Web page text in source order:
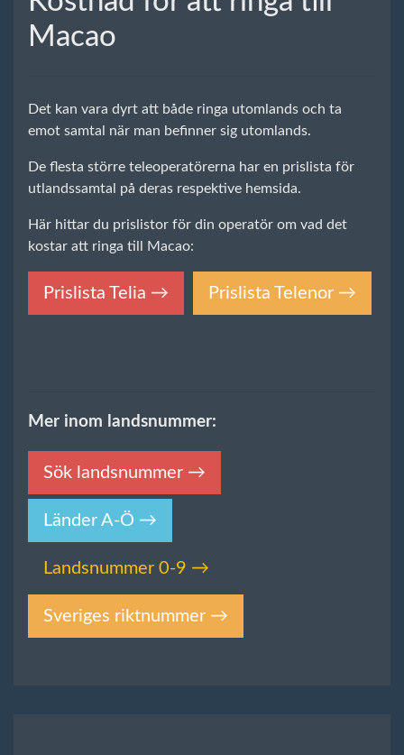
Macao
Det kan vara dyrt att både ringa utomlands och ta
emot samtal när man befinner sig utomlands.
De flesta större teleoperatörerna har en prislista för
utlandssamtal på deras respektive hemsida.
Här hittar du prislistor för din operatör om vad det
kostar att ringa till Macao:
Prislista Telia → Prislista Telenor →
Mer inom landsnummer:
Sök landsnummer →
Länder A-Ö →
Landsnummer 0-9 →
Sveriges riktnummer →